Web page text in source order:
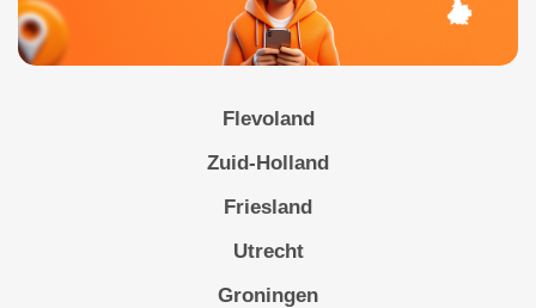
Flevoland
Zuid-Holland
Friesland
Utrecht
Groningen